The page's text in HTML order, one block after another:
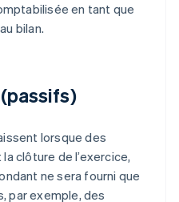
en tant que
bilan.
lorsque des
clôture de l’exercice,
ne sera fourni que
par exemple, des